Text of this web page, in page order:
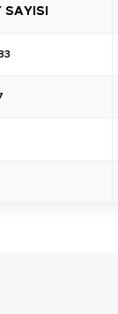
SAYISI